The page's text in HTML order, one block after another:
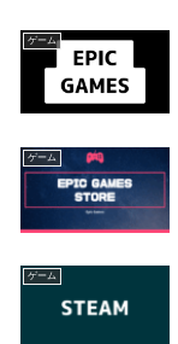
ゲーム
ゲーム
ゲーム